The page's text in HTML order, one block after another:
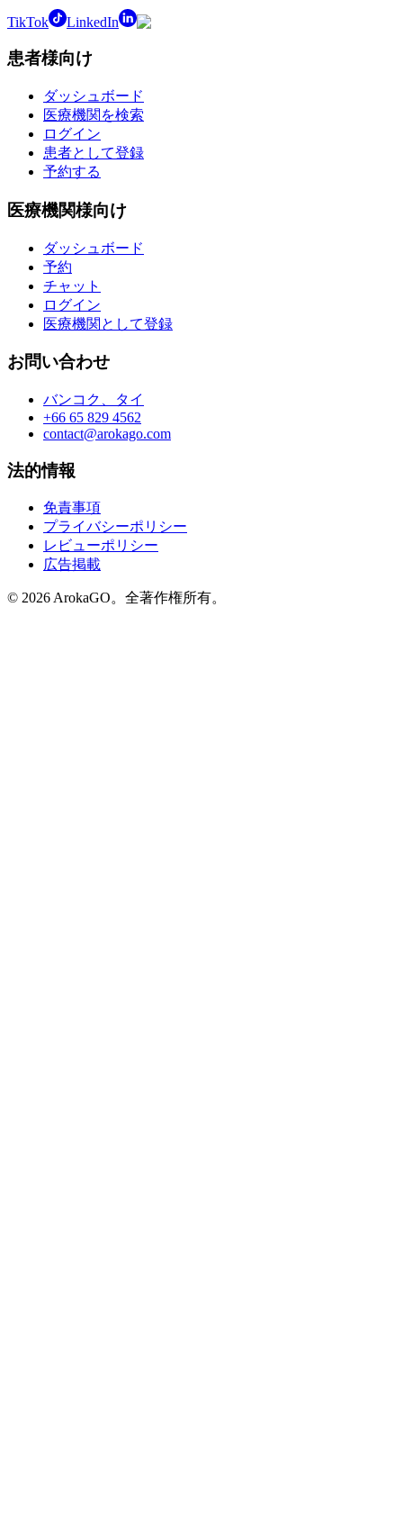
TikTok LinkedIn
患者様向け
ダッシュボード
医療機関を検索
ログイン
患者として登録
予約する
医療機関様向け
ダッシュボード
予約
チャット
ログイン
医療機関として登録
お問い合わせ
バンコク、タイ
+66 65 829 4562
contact@arokago.com
法的情報
免責事項
プライバシーポリシー
レビューポリシー
広告掲載
© 2026 ArokaGO。全著作権所有。